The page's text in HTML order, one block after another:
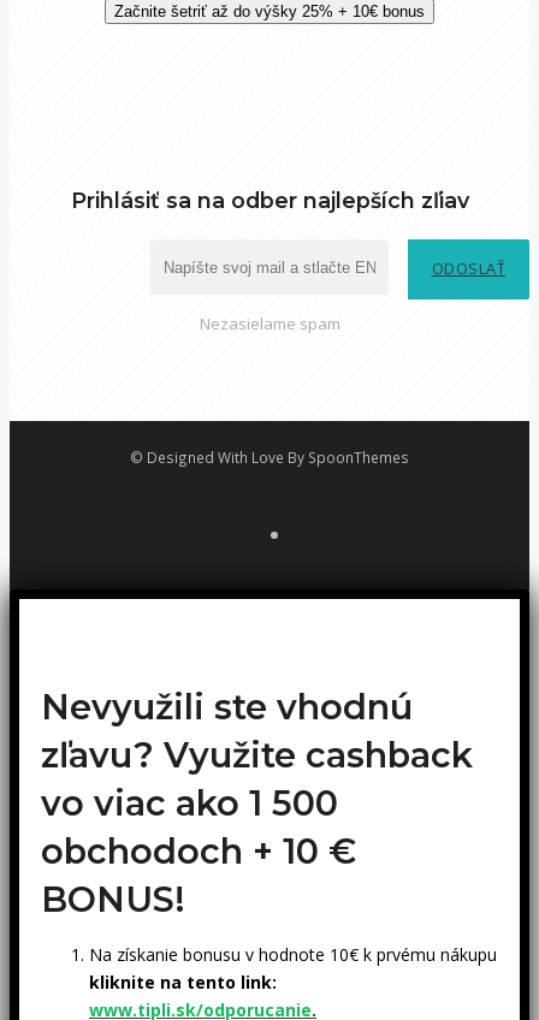
Začnite šetriť až do výšky 25% + 10€ bonus
Prihlásiť sa na odber najlepších zľiav
ODOSLAŤ
Nezasielame spam
© Designed With Love By SpoonThemes
Nevyužili ste vhodnú
zľavu? Využite cashback
vo viac ako 1 500
obchodoch + 10 €
BONUS!
Na získanie bonusu v hodnote 10€ k prvému nákupu
kliknite na tento link:
www.tipli.sk/odporucanie.